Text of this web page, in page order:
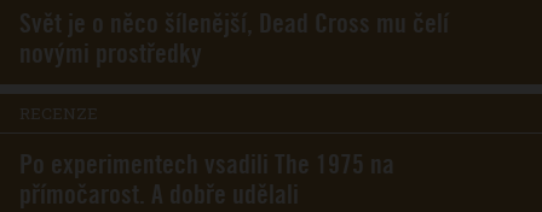
Svět je o něco šílenější, Dead Cross mu čelí
novými prostředky
RECENZE
Po experimentech vsadili The 1975 na
přímočarost. A dobře udělali